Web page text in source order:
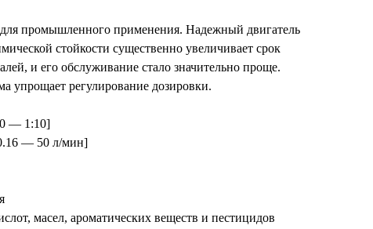
промышленного применения. Надежный двигатель
стойкости существенно увеличивает срок
и его обслуживание стало значительно проще.
упрощает регулирование дозировки.
— 1:10]
— 50 л/мин]
масел, ароматических веществ и пестицидов